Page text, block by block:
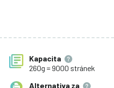
Kapacita
260g = 9000 stránek
Alternativa za